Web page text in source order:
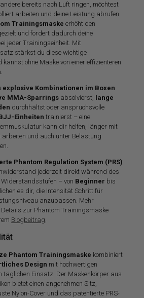
bereits nach Luft ringen, möchtest
arbeiten und deine Leistung abrufen
Trainingsmaske erhöht den
und fordert dadurch deine
jeder Trainingseinheit. Mit
stärkst du diese wichtige
ohne Maske von einer effizienteren
explosive Kombinationen im Boxen
MMA-Sparrings absolvierst, lange
durchhältst oder anspruchsvolle
Einheiten trainierst – eine
kann dir helfen, länger mit
arbeiten und auch unter Belastung
Phantom Regulation System (PRS)
jederzeit direkt während des
– von Beginner bis
es dir, die Intensität Schritt für
anzupassen. Mehr
Details zur Phantom Trainingsmaske
Blogbeitrag.
Phantom Trainingsmaske kombiniert
Design mit hochwertigen
täglichen Einsatz. Der Maskenkörper aus
bietet einen angenehmen Sitz,
Nylon-Cover und das patentierte PRS-